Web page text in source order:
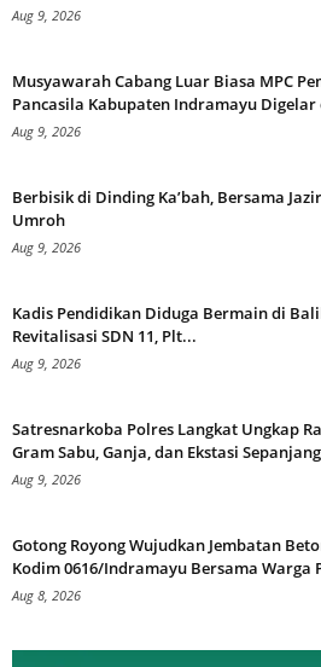
Aug 9, 2026
Musyawarah Cabang Luar Biasa MPC
Pancasila Kabupaten Indramayu Digelar
Aug 9, 2026
Berbisik di Dinding Ka’bah, Bersama
Umroh
Aug 9, 2026
Kadis Pendidikan Diduga Bermain di
Revitalisasi SDN 11, Plt...
Aug 9, 2026
Satresnarkoba Polres Langkat Ungkap
Gram Sabu, Ganja, dan Ekstasi
Aug 9, 2026
Gotong Royong Wujudkan Jembatan
Kodim 0616/Indramayu Bersama Warga
Aug 8, 2026